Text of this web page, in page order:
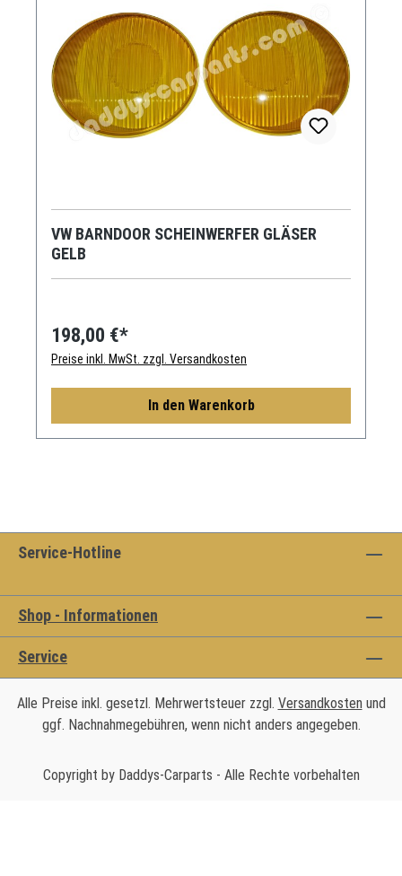
VW BARNDOOR SCHEINWERFER GLÄSER
GELB
198,00 €*
Preise inkl. MwSt. zzgl. Versandkosten
In den Warenkorb
Service-Hotline
Shop - Informationen
Service
Alle Preise inkl. gesetzl. Mehrwertsteuer zzgl. Versandkosten und
ggf. Nachnahmegebühren, wenn nicht anders angegeben.
Copyright by Daddys-Carparts - Alle Rechte vorbehalten